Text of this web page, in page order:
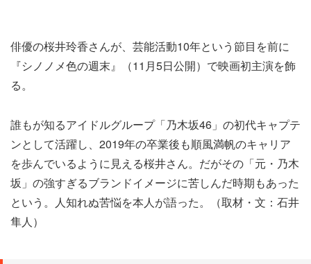
俳優の桜井玲香さんが、芸能活動10年という節目を前に
『シノノメ色の週末』（11月5日公開）で映画初主演を飾
る。
誰もが知るアイドルグループ「乃木坂46」の初代キャプテ
ンとして活躍し、2019年の卒業後も順風満帆のキャリア
を歩んでいるように見える桜井さん。だがその「元・乃木
坂」の強すぎるブランドイメージに苦しんだ時期もあった
という。人知れぬ苦悩を本人が語った。（取材・文：石井
隼人）